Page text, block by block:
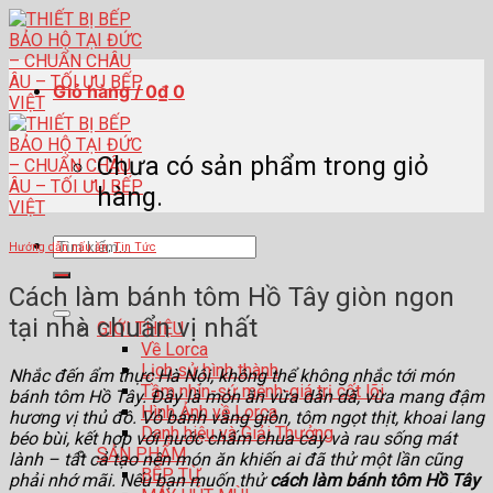
Skip
to
content
Tìm
kiếm:
GIỚI THIỆU
Về Lorca
Lịch sử hình thành
Tầm nhìn-sứ mệnh-giá trị cốt lõi
Hình Ảnh về Lorca
Danh hiệu và Giải Thưởng
SẢN PHẨM
BẾP TỪ
Giỏ hàng /0₫ 0
Chưa có sản phẩm trong giỏ
hàng.
Hướng dẫn nấu ăn,Tin Tức
Cách làm bánh tôm Hồ Tây giòn ngon
tại nhà chuẩn vị nhất
Nhắc đến ẩm thực Hà Nội, không thể không nhắc tới món
bánh tôm Hồ Tây. Đây là món ăn vừa dân dã, vừa mang đậm
hương vị thủ đô. Vỏ bánh vàng giòn, tôm ngọt thịt, khoai lang
béo bùi, kết hợp với nước chấm chua cay và rau sống mát
lành – tất cả tạo nên món ăn khiến ai đã thử một lần cũng
phải nhớ mãi. Nếu bạn muốn thửcách làm bánh tôm Hồ Tây